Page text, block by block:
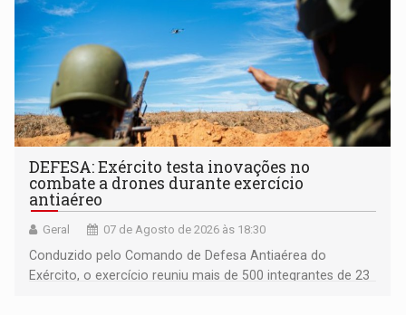
DEFESA: Exército testa inovações no
combate a drones durante exercício
antiaéreo
Geral 07 de Agosto de 2026 às 18:30
Conduzido pelo Comando de Defesa Antiaérea do
Exército, o exercício reuniu mais de 500 integrantes de 23